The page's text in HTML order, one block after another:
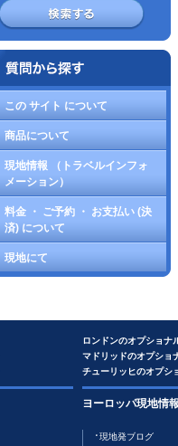
この サイト について
商品について
現地情報 （トラベルインフォ
メーション）
料金 ・ ご予約 ・ お支払い (決
済) について
現地にて
ロンドンのオプショナ
マドリッドのオプショ
チューリッヒのオプシ
ヨーロッパ現地情
現地発ブログ